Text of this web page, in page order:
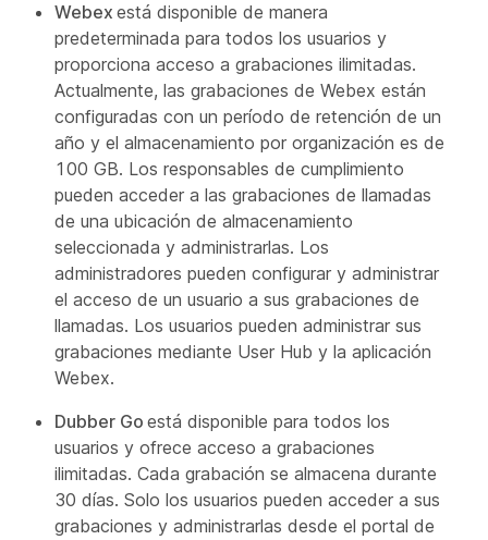
Webex está disponible de manera
predeterminada para todos los usuarios y
proporciona acceso a grabaciones ilimitadas.
Actualmente, las grabaciones de Webex están
configuradas con un período de retención de un
año y el almacenamiento por organización es de
100 GB. Los responsables de cumplimiento
pueden acceder a las grabaciones de llamadas
de una ubicación de almacenamiento
seleccionada y administrarlas. Los
administradores pueden configurar y administrar
el acceso de un usuario a sus grabaciones de
llamadas. Los usuarios pueden administrar sus
grabaciones mediante User Hub y la aplicación
Webex.
Dubber Go está disponible para todos los
usuarios y ofrece acceso a grabaciones
ilimitadas. Cada grabación se almacena durante
30 días. Solo los usuarios pueden acceder a sus
grabaciones y administrarlas desde el portal de